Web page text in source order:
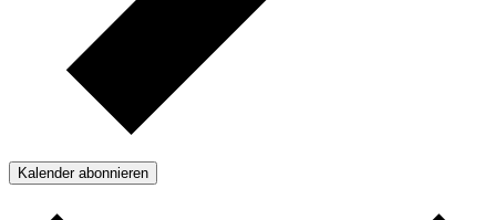
Kalender abonnieren